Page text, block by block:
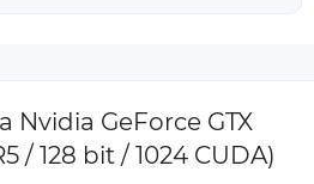
Nvidia GeForce GTX
/ 128 bit / 1024 CUDA)